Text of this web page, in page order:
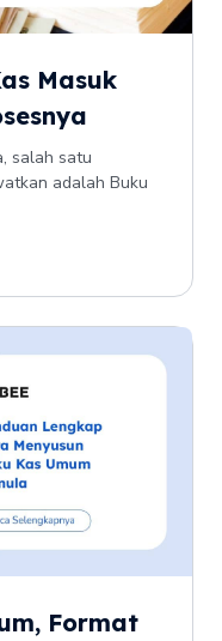
Masuk
salah satu
adalah Buku
Format